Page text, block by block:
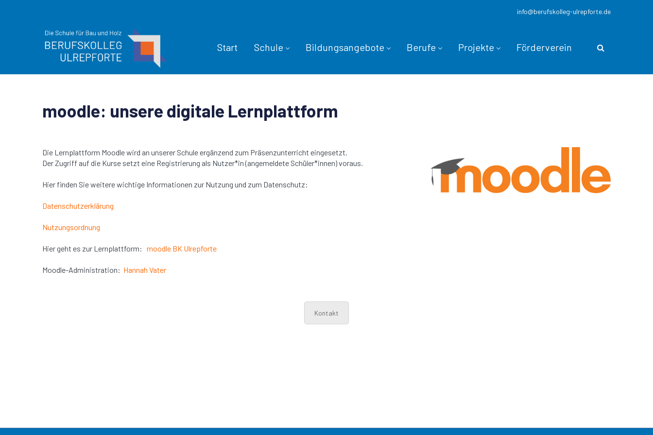
info@berufskolleg-ulrepforte.de
Start Schule Bildungsangebote Berufe Projekte Förderverein
moodle: unsere digitale Lernplattform
Die Lernplattform Moodle wird an unserer Schule ergänzend zum Präsenzunterricht eingesetzt.
Der Zugriff auf die Kurse setzt eine Registrierung als Nutzer*in (angemeldete Schüler*innen) voraus.
Hier finden Sie weitere wichtige Informationen zur Nutzung und zum Datenschutz:
Datenschutzerklärung
Nutzungsordnung
Hier geht es zur Lernplattform: moodle BK Ulrepforte
Moodle-Administration: Hannah Vater
Kontakt